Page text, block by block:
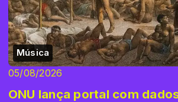
Música
05/08/2026
ONU lança portal com